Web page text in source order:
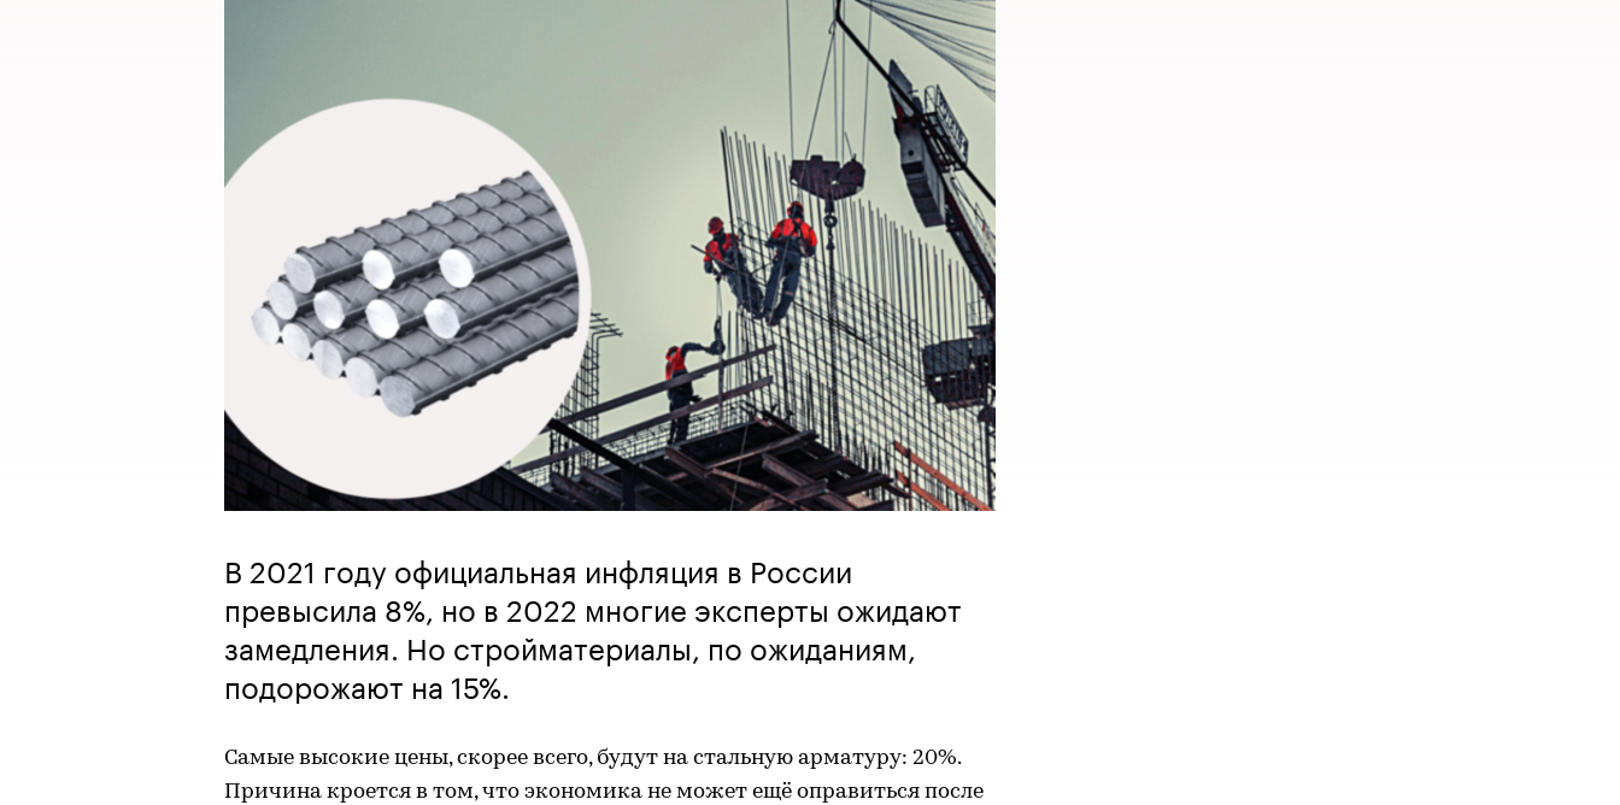
В 2021 году официальная инфляция в России
превысила 8%, но в 2022 многие эксперты ожидают
замедления. Но стройматериалы, по ожиданиям,
подорожают на 15%.
Самые высокие цены, скорее всего, будут на стальную арматуру: 20%.
Причина кроется в том, что экономика не может ещё оправиться после